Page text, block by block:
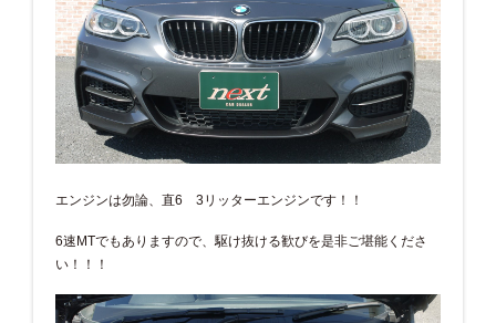
エンジンは勿論、直6 3リッターエンジンです！！
6速MTでもありますので、駆け抜ける歓びを是非ご堪能くださ
い！！！